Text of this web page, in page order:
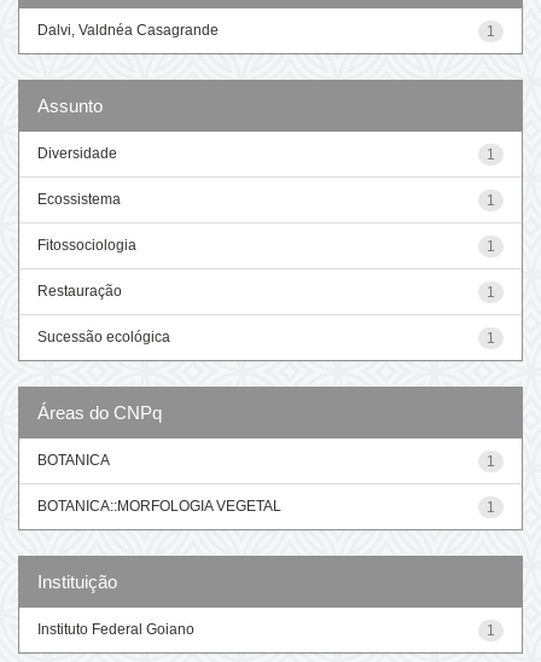
1
Dalvi, Valdnéa Casagrande
Assunto
1
Diversidade
1
Ecossistema
1
Fitossociologia
1
Restauração
1
Sucessão ecológica
Áreas do CNPq
1
BOTANICA
1
BOTANICA::MORFOLOGIA VEGETAL
Instituição
1
Instituto Federal Goiano